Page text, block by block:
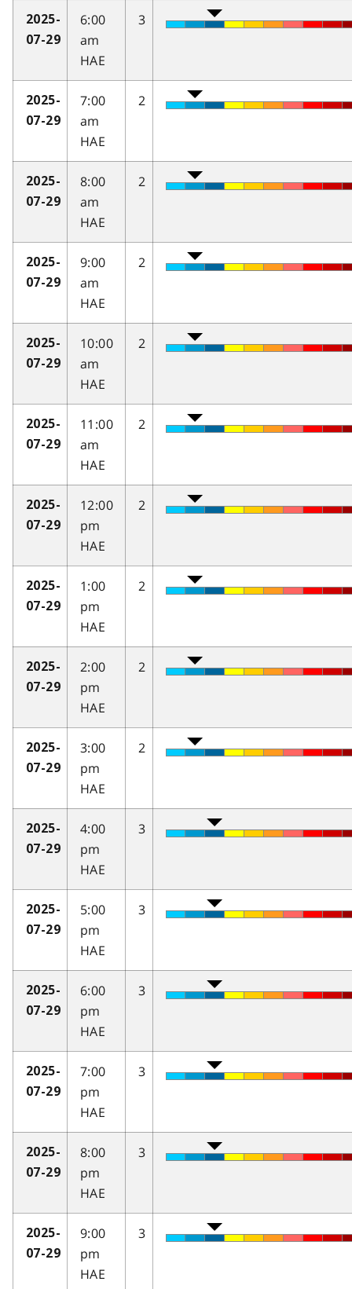
2025-
07-29
6:00
am
HAE
3
2025-
07-29
7:00
am
HAE
2
2025-
07-29
8:00
am
HAE
2
2025-
07-29
9:00
am
HAE
2
2025-
07-29
10:00
am
HAE
2
2025-
07-29
11:00
am
HAE
2
2025-
07-29
12:00
pm
HAE
2
2025-
07-29
1:00
pm
HAE
2
2025-
07-29
2:00
pm
HAE
2
2025-
07-29
3:00
pm
HAE
2
2025-
07-29
4:00
pm
HAE
3
2025-
07-29
5:00
pm
HAE
3
2025-
07-29
6:00
pm
HAE
3
2025-
07-29
7:00
pm
HAE
3
2025-
07-29
8:00
pm
HAE
3
2025-
07-29
9:00
pm
HAE
3